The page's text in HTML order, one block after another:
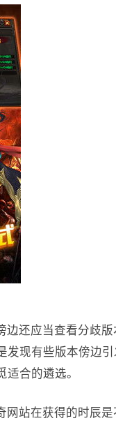
边还应当查看分歧
发现有些版本傍边
适合的遴选。
网站在获得的时辰